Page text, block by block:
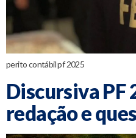
perito contábil pf 2025
Discursiva PF
redação e